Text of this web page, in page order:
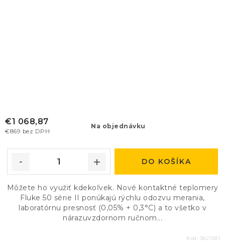
Na objednávku
€869 bez DPH
€1 068,87
DO KOŠÍKA
Môžete ho využiť kdekoľvek. Nové kontaktné teplomery
Fluke 50 série II ponúkajú rýchlu odozvu merania,
laboratórnu presnosť (0,05% + 0,3°C) a to všetko v
nárazuvzdornom ručnom...
Kód: 3821081